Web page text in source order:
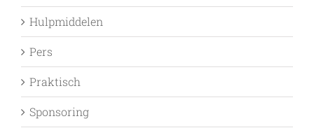
Hulpmiddelen
Pers
Praktisch
Sponsoring